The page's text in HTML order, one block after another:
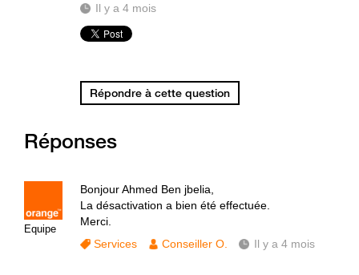
Il y a 4 mois
Répondre à cette question
Réponses
Equipe
Bonjour Ahmed Ben jbelia,
La désactivation a bien été effectuée.
Merci.
Services
Conseiller O. Il y a 4 mois